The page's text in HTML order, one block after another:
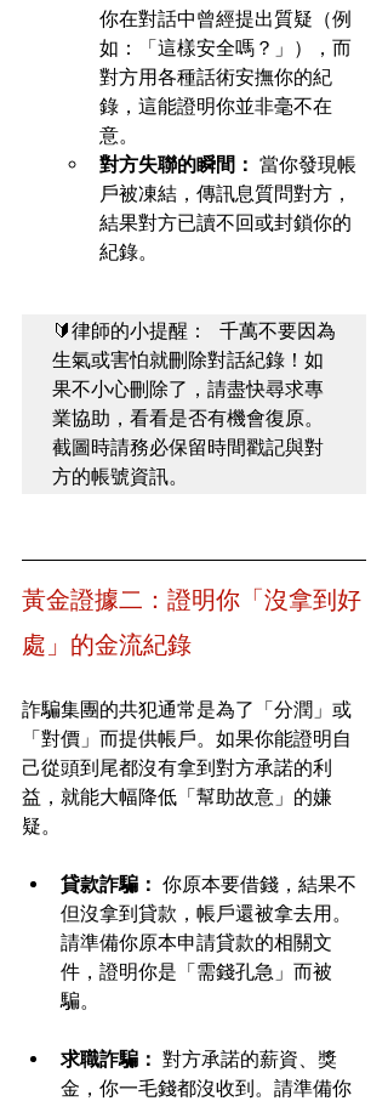
你在對話中曾經提出質疑（例
如：「這樣安全嗎？」），而
對方用各種話術安撫你的紀
錄，這能證明你並非毫不在
意。
對方失聯的瞬間： 當你發現帳
戶被凍結，傳訊息質問對方，
結果對方已讀不回或封鎖你的
紀錄。
🔰律師的小提醒： 千萬不要因為
生氣或害怕就刪除對話紀錄！如
果不小心刪除了，請盡快尋求專
業協助，看看是否有機會復原。
截圖時請務必保留時間戳記與對
方的帳號資訊。
黃金證據二：證明你「沒拿到好
處」的金流紀錄
詐騙集團的共犯通常是為了「分潤」或
「對價」而提供帳戶。如果你能證明自
己從頭到尾都沒有拿到對方承諾的利
益，就能大幅降低「幫助故意」的嫌
疑。
貸款詐騙： 你原本要借錢，結果不
但沒拿到貸款，帳戶還被拿去用。
請準備你原本申請貸款的相關文
件，證明你是「需錢孔急」而被
騙。
求職詐騙： 對方承諾的薪資、獎
金，你一毛錢都沒收到。請準備你